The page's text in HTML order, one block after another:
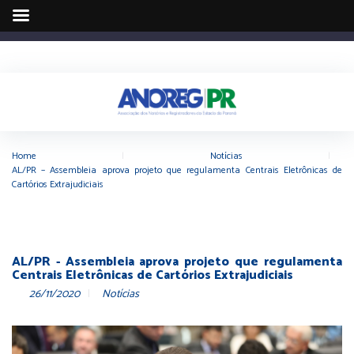
Home Notícias
AL/PR – Assembleia aprova projeto que regulamenta Centrais Eletrônicas de
Cartórios Extrajudiciais
AL/PR - Assembleia aprova projeto que regulamenta
Centrais Eletrônicas de Cartórios Extrajudiciais
26/11/2020 Notícias